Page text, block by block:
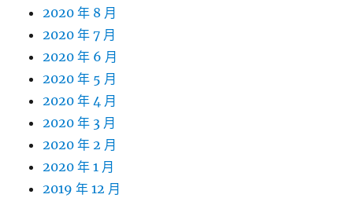
2020 年 8 月
2020 年 7 月
2020 年 6 月
2020 年 5 月
2020 年 4 月
2020 年 3 月
2020 年 2 月
2020 年 1 月
2019 年 12 月